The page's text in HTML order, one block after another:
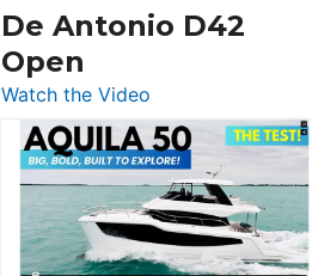
De Antonio D42
Open
Watch the Video:
De
Antonio
D42
Open